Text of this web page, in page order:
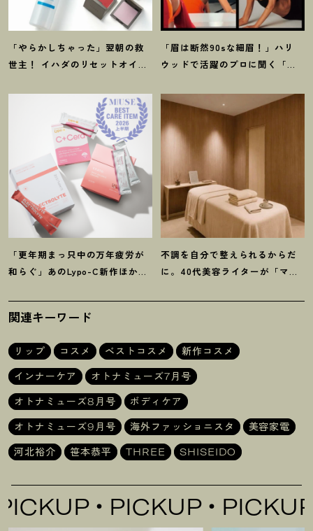
「やらかしちゃった」翌朝の救
世主 ！
イハダのリセットオイル
「眉は断然90sな細眉 ！ 」ハリ
ウッドで活躍のプロに聞く「本
ク】3選
「更年期まっ只中の万年疲労が
和らぐ」あのLypo-C新作ほか40
選
不調を自分で整えられるからだ
に。40代美容ライターが「マイ
験！
関連キーワード
リップ コスメ ベストコスメ
新作コスメ
インナーケア
オトナミューズ7月号
オトナミューズ8月号
ボディケア
オトナミューズ9月号
海外ファッショニスタ
美容家電
河北裕介
笹本恭平 THREE SHISEIDO
PICKUP PICKUP